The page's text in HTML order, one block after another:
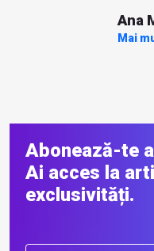
Ana
Mai
Abonează-te
Ai acces la
exclusivități.